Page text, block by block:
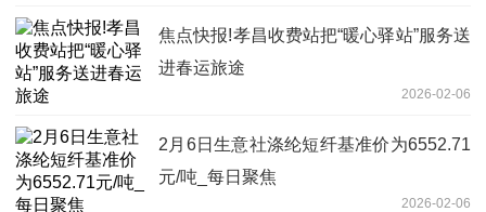
焦点快报!孝昌收费站把“暖心驿站”服务送
进春运旅途
2026-02-06
2月6日生意社涤纶短纤基准价为6552.71
元/吨_每日聚焦
2026-02-06